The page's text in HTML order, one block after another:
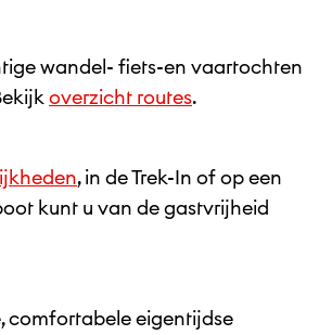
wandel- fiets-en vaartochten
overzicht routes.
, in de Trek-In of op een
kunt u van de gastvrijheid
comfortabele eigentijdse